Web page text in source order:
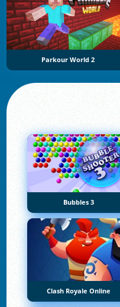
Parkour World 2
Bubbles 3
Clash Royale Online